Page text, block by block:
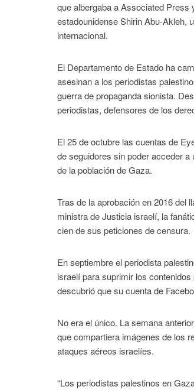
que albergaba a Associated
estadounidense Shirin Abu-Akleh,
internacional.
El Departamento de Estado ha
asesinan a los periodistas
guerra de propaganda sionista.
periodistas, defensores de los
El 25 de octubre las cuentas de
de seguidores sin poder acceder
de la población de Gaza.
Tras de la aprobación en 2016 del
ministra de Justicia israelí, la
cien de sus peticiones de censura.
En septiembre el periodista
israelí para suprimir los
descubrió que su cuenta de
No era el único. La semana
que compartiera imágenes de los
ataques aéreos israelíes.
“Los periodistas palestinos en